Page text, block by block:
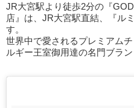
JR大宮駅より徒歩2分の『
店』は、JR大宮駅直結、『ル
す。
世界中で愛されるプレミアム
ルギー王室御用達の名門ブラン